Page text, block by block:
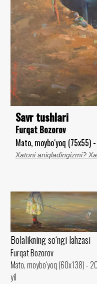
Savr tushlari
Furqat Bozorov
Mato, moybo‘yoq (75x55)
Xatoni aniqladingizmi?
Bolalikning so‘ngi lahzasi
Furqat Bozorov
Mato, moybo‘yoq (60x138) -
yil